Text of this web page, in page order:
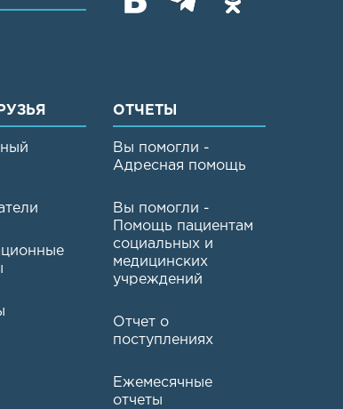
ОТЧЕТЫ
Вы помогли -
Адресная помощь
Вы помогли -
Помощь пациентам
социальных и
медицинских
учреждений
Отчет о
поступлениях
Ежемесячные
отчеты